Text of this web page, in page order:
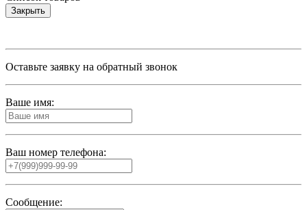
Закрыть
Оставьте заявку на обратный звонок
Ваше имя:
Ваш номер телефона:
Сообщение: